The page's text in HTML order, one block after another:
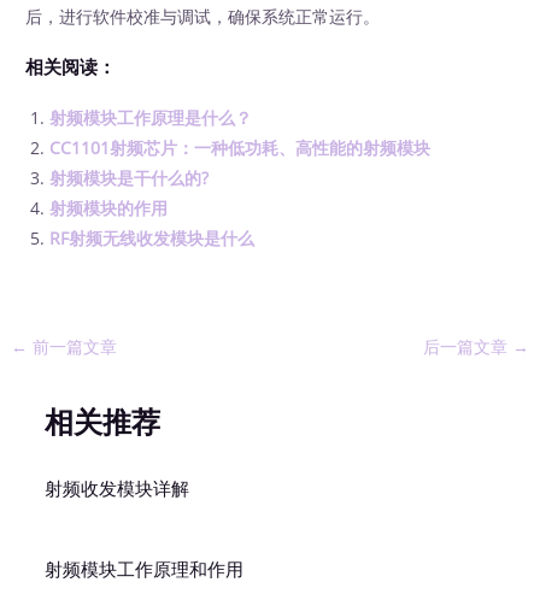
后，进行软件校准与调试，确保系统正常运行。
相关阅读：
射频模块工作原理是什么？
CC1101射频芯片：一种低功耗、高性能的射频模块
射频模块是干什么的?
射频模块的作用
RF射频无线收发模块是什么
← 前一篇文章 后一篇文章 →
相关推荐
射频收发模块详解
射频模块工作原理和作用